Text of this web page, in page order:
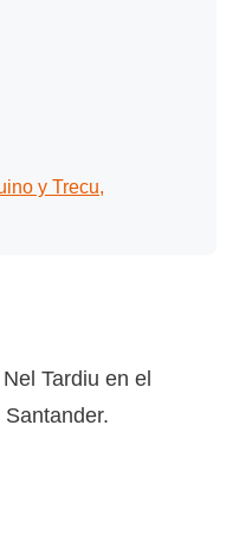
y Trecu,
Tardiu en el